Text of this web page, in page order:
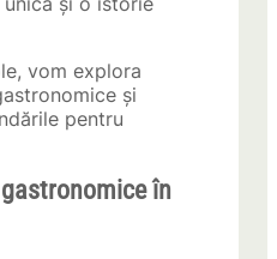
vom explora
și
pentru
în